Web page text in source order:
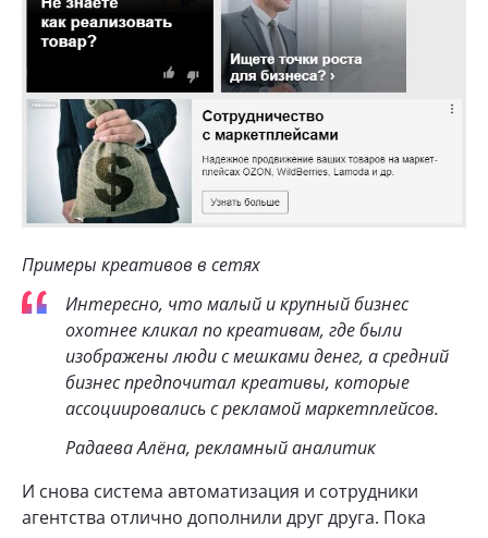
Примеры креативов в сетях
Интересно, что малый и крупный бизнес
охотнее кликал по креативам, где были
изображены люди с мешками денег, а средний
бизнес предпочитал креативы, которые
ассоциировались с рекламой маркетплейсов.
Радаева Алёна, рекламный аналитик
И снова система автоматизация и сотрудники
агентства отлично дополнили друг друга. Пока